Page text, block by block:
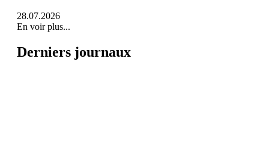
28.07.2026
En voir plus...
Derniers journaux